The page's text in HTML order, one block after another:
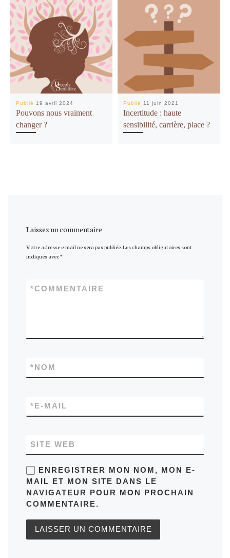
Publié 19 avril 2024
Pouvons nous vraiment
changer ?
Publié 11 juin 2021
Incertitude : haute
sensibilité, carrière, place ?
Laissez un commentaire
Votre adresse e-mail ne sera pas publiée.Les champs obligatoires sont
indiqués avec*
COMMENTAIRE
*
NOM
*
E-MAIL
*
SITE WEB
ENREGISTRER MON NOM, MON E-
MAIL ET MON SITE DANS LE
NAVIGATEUR POUR MON PROCHAIN
COMMENTAIRE.